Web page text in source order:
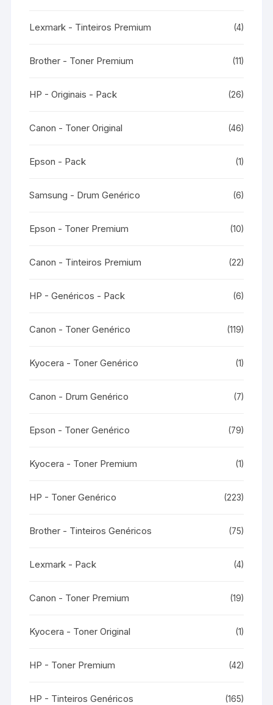
Lexmark - Tinteiros Premium (4)
Brother - Toner Premium (11)
HP - Originais - Pack (26)
Canon - Toner Original (46)
Epson - Pack (1)
Samsung - Drum Genérico (6)
Epson - Toner Premium (10)
Canon - Tinteiros Premium (22)
HP - Genéricos - Pack (6)
Canon - Toner Genérico (119)
Kyocera - Toner Genérico (1)
Canon - Drum Genérico (7)
Epson - Toner Genérico (79)
Kyocera - Toner Premium (1)
HP - Toner Genérico (223)
Brother - Tinteiros Genéricos (75)
Lexmark - Pack (4)
Canon - Toner Premium (19)
Kyocera - Toner Original (1)
HP - Toner Premium (42)
HP - Tinteiros Genéricos (165)